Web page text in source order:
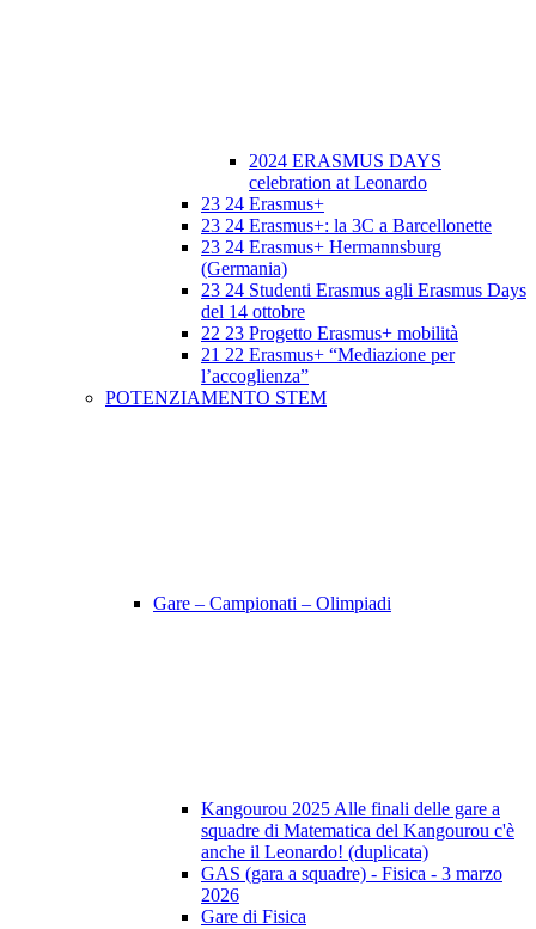
2024 ERASMUS DAYS
celebration at Leonardo
23 24 Erasmus+
23 24 Erasmus+: la 3C a Barcellonette
23 24 Erasmus+ Hermannsburg
(Germania)
23 24 Studenti Erasmus agli Erasmus Days
del 14 ottobre
22 23 Progetto Erasmus+ mobilità
21 22 Erasmus+ “Mediazione per
l’accoglienza”
POTENZIAMENTO STEM
Gare – Campionati – Olimpiadi
Kangourou 2025 Alle finali delle gare a
squadre di Matematica del Kangourou c'è
anche il Leonardo! (duplicata)
GAS (gara a squadre) - Fisica - 3 marzo
2026
Gare di Fisica